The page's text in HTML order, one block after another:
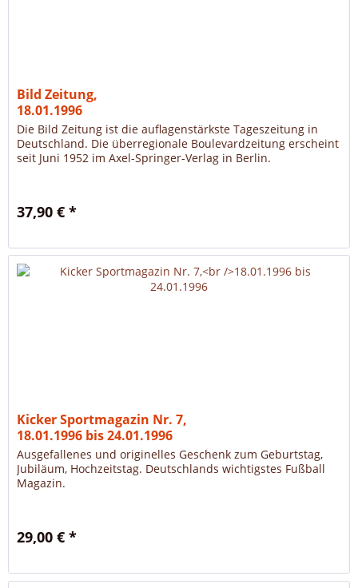
Bild Zeitung,
18.01.1996
Die Bild Zeitung ist die auflagenstärkste Tageszeitung in
Deutschland. Die überregionale Boulevardzeitung erscheint
seit Juni 1952 im Axel-Springer-Verlag in Berlin.
37,90 € *
Kicker Sportmagazin Nr. 7,
18.01.1996 bis 24.01.1996
Ausgefallenes und originelles Geschenk zum Geburtstag,
Jubiläum, Hochzeitstag. Deutschlands wichtigstes Fußball
Magazin.
29,00 € *